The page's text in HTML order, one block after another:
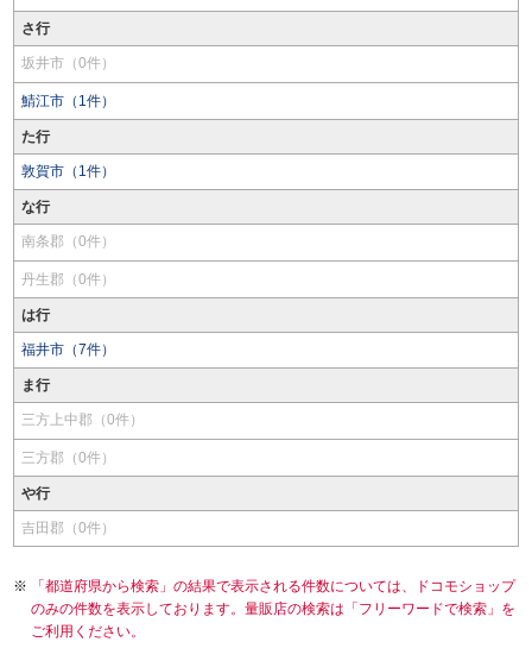
さ行
坂井市（0件）
鯖江市（1件）
た行
敦賀市（1件）
な行
南条郡（0件）
丹生郡（0件）
は行
福井市（7件）
ま行
三方上中郡（0件）
三方郡（0件）
や行
吉田郡（0件）
「都道府県から検索」の結果で表示される件数については、ドコモショップ
のみの件数を表示しております。量販店の検索は「フリーワードで検索」を
ご利用ください。